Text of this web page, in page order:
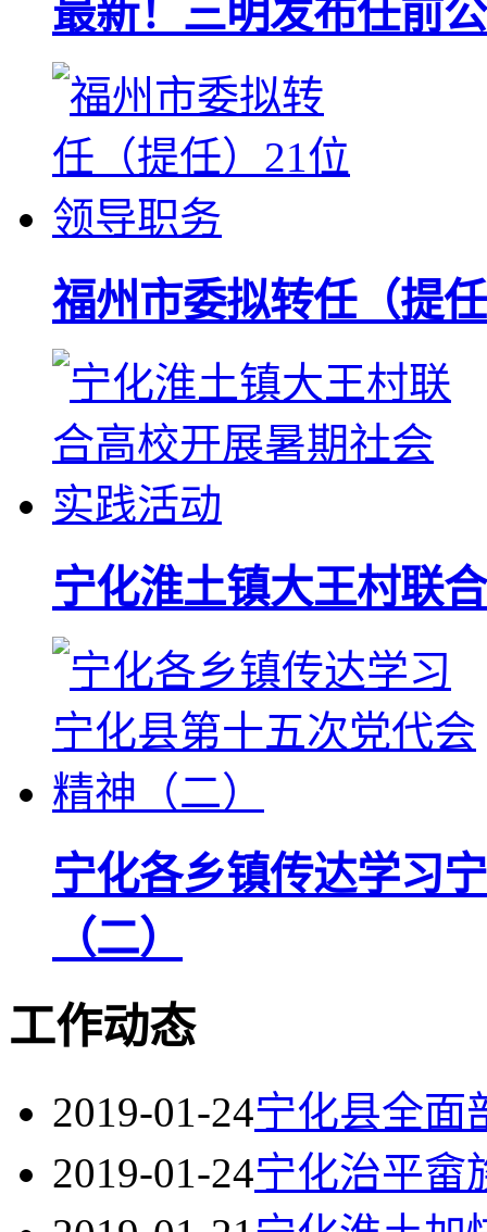
最新！三明发布任前
福州市委拟转任（提
宁化淮土镇大王村联
宁化各乡镇传达学习
（二）
工作动态
2019-01-24宁化县全面
2019-01-24宁化治平畲